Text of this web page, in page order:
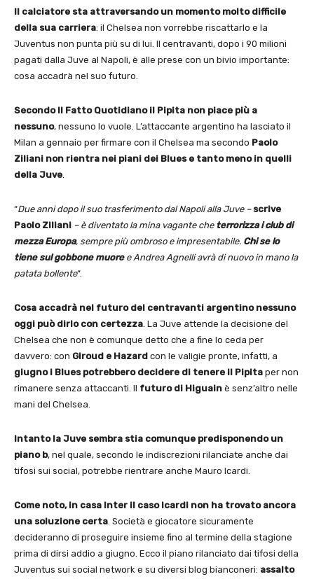
Il calciatore sta attraversando un momento molto difficile
della sua carriera: il Chelsea non vorrebbe riscattarlo e la ​
Juventus non punta più su di lui. Il centravanti, dopo i 90 milioni
pagati dalla Juve al Napoli, è alle prese con un bivio importante:
cosa accadrà nel suo futuro.
Secondo Il Fatto Quotidiano il Pipita non piace più a
nessuno, nessuno lo vuole. L’attaccante argentino ha lasciato il
Milan a gennaio per firmare con il Chelsea ma secondo Paolo
Ziliani non rientra nei piani dei Blues e tanto meno in quelli
della Juve
“Due anni dopo il suo trasferimento dal Napoli alla Juve – scrive
Paolo Ziliani – è diventato la mina vagante che terrorizza i club di
mezza Europa, sempre più ombroso e impresentabile. Chi se lo
tiene sul gobbone muoree Andrea Agnelli avrà di nuovo in mano la
patata bollente“.
Cosa accadrà nel futuro del centravanti argentino nessuno
oggi può dirlo con certezza . La Juve attende la decisione del
Chelsea che non è comunque detto che a fine lo ceda per
davvero: con Giroud e Hazard con le valigie pronte, infatti, a
giugno i Blues potrebbero decidere di tenere il Pipita per non
rimanere senza attaccanti. Il futuro di Higuain è senz’altro nelle
mani del Chelsea.
Intanto la Juve sembra stia comunque predisponendo un
piano b, nel quale, secondo le indiscrezioni rilanciate anche dai
tifosi sui social, potrebbe rientrare anche Mauro Icardi.
Come noto, in casa Inter il caso Icardi non ha trovato ancora
una soluzione certa . Società e giocatore sicuramente
decideranno di proseguire insieme fino al termine della stagione
prima di dirsi addio a giugno. Ecco il piano rilanciato dai tifosi della
Juventus sui social network e su diversi blog bianconeri: assalto